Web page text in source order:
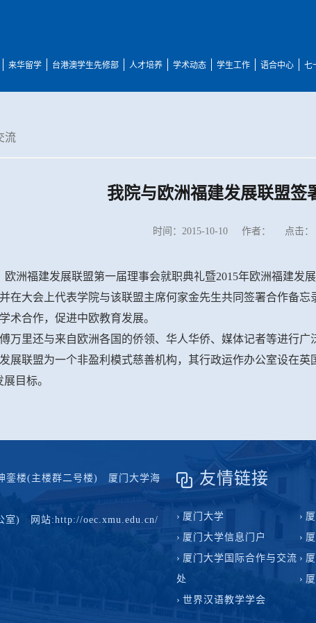
来华留学 台港澳学生先修部 人才培养 学术动态 学生工作 语合中心 七
流
我院与欧洲福建发展联盟签
时间：2015-10-10 作者： 点击：
欧洲福建发展联盟第一届理事会就职典礼暨2015年欧洲福建发
在大会上代表学院与该联盟主席何家金先生共同签署合作备
术合作，促进中欧教育发展。
万里还与来自欧洲各国的侨领、华人华侨、媒体记者等进行广
展联盟为一个非盈利模式慈善机构，其行政运作办公室设在
目标。
友情链接
厦门大学
厦门大学信息门户
厦门大学国际合作与交流
处
世界汉语教学学会
銮楼(主楼群二号楼) 厦门大学海
室) 网站:http://oec.xmu.edu.cn/